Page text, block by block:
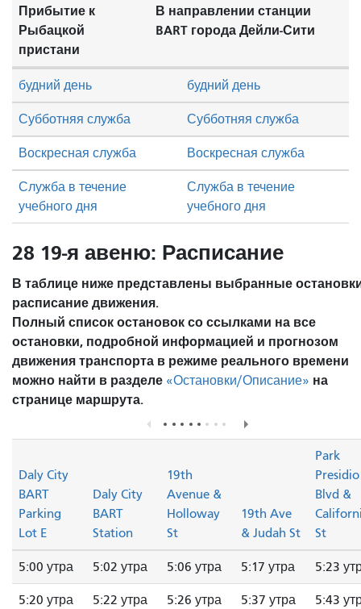
Прибытие к
Рыбацкой
пристани
В направлении станции
BART города Дейли-Сити
Субботняя служба Субботняя служба
Воскресная служба Воскресная служба
будний день будний день
Служба в течение
учебного дня
Служба в течение
учебного дня
28 19-я авеню: Расписание
В таблице ниже представлены выбранные
расписание движения.
Полный список остановок со ссылками на все
остановки, подробной информацией и прогнозом
движения транспорта в режиме реального времени
можно найти в разделе «Остановки/Описание» на
странице маршрута.
Daly City
BART
Parking
Lot E
Daly City
BART
Station
19th
Avenue &
Holloway
St
19th Ave
& Judah St
Park
Presidio
Blvd &
St
5:00 утра 5:02 утра 5:06 утра 5:17 утра 5:23
5:20 утра 5:22 утра 5:26 утра 5:37 утра 5:43